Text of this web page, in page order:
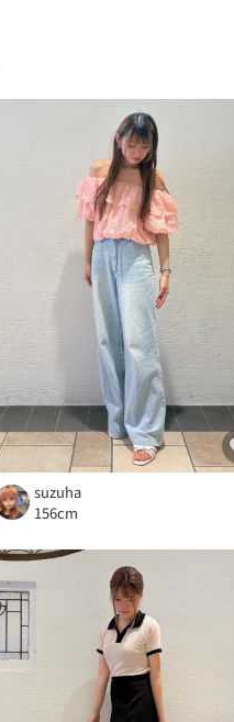
suzuha
156cm